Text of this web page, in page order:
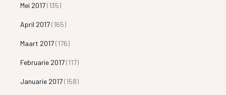
Mei 2017(135)
April 2017(165)
Maart 2017(176)
Februarie 2017(117)
Januarie 2017(158)